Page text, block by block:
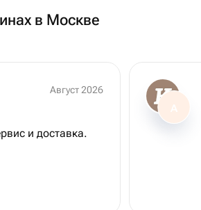
в Москве
Август 2026
и доставка.
А